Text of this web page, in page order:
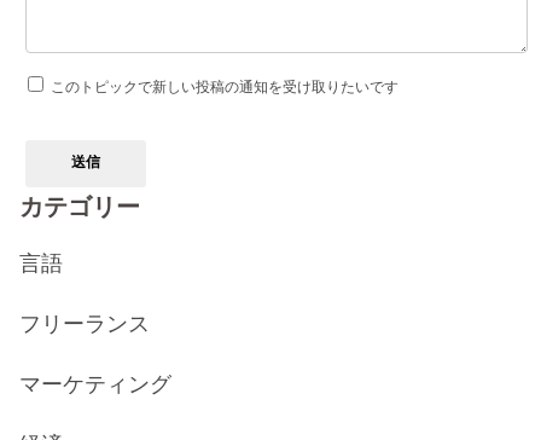
このトピックで新しい投稿の通知を受け取りたいです
送信
カテゴリー
言語
フリーランス
マーケティング